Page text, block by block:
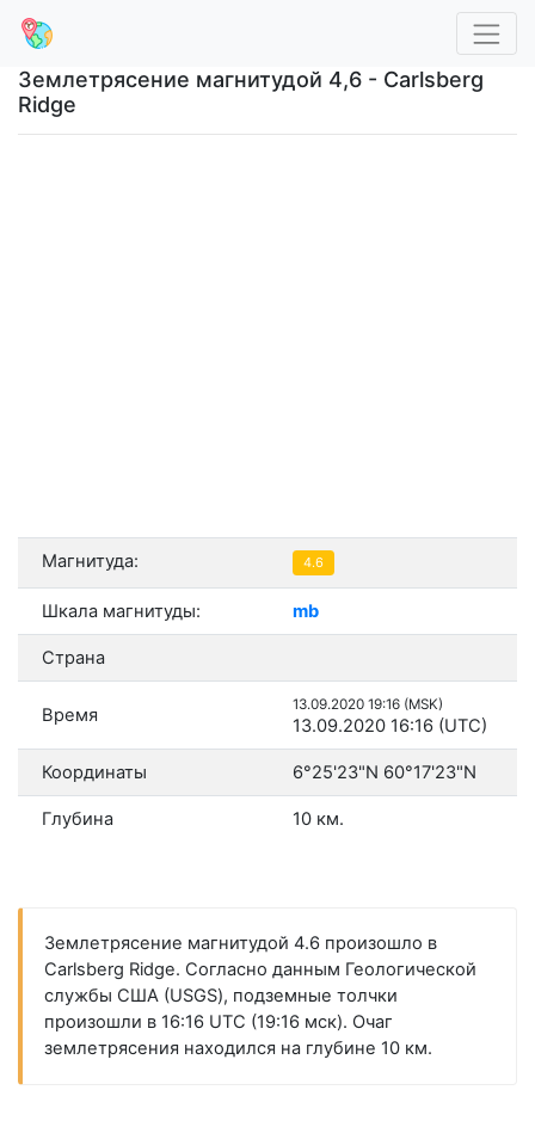
Землетрясение магнитудой 4,6 - Carlsberg
Ridge
Магнитуда: 4.6
Шкала магнитуды: mb
Страна
Время 13.09.2020 19:16 (MSK)
13.09.2020 16:16 (UTC)
Координаты 6°25'23"N 60°17'23"N
Глубина 10 км.
Землетрясение магнитудой 4.6 произошло в
Carlsberg Ridge. Согласно данным Геологической
службы США (USGS), подземные толчки
произошли в 16:16 UTC (19:16 мск). Очаг
землетрясения находился на глубине 10 км.